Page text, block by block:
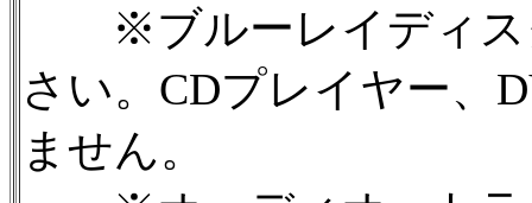
※ブルーレイディス
さい。CDプレイヤー、
ません。